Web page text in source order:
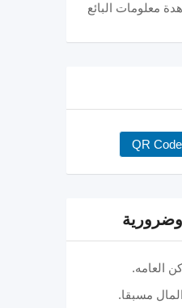
معلومات البائع
العامه.
مسبقا.